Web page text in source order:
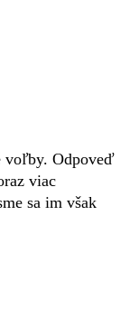
voľby. Odpoveď
viac
sa im však